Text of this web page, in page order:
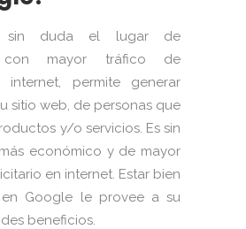
sin duda el lugar de
con mayor tráfico de
internet, permite generar
sitio web, de personas que
y/o servicios. Es sin
económico y de mayor
en internet. Estar bien
Google le provee a su
beneficios.